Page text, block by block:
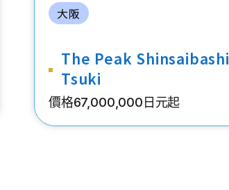
大阪
The Peak Shinsaibashi
Tsuki
價格67,000,000日元起